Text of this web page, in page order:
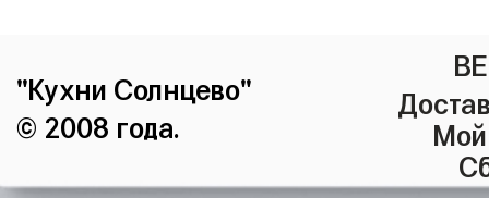
"Кухни Солнцево"
© 2008 года.